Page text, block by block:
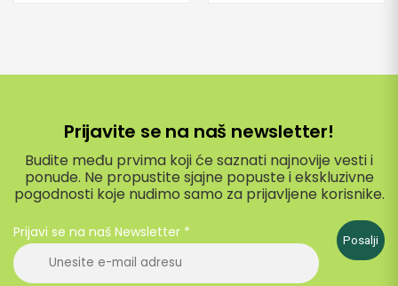
Prijavite se na naš newsletter!
Budite među prvima koji će saznati najnovije vesti i
ponude. Ne propustite sjajne popuste i ekskluzivne
pogodnosti koje nudimo samo za prijavljene korisnike.
Prijavi se na naš Newsletter * Posalji